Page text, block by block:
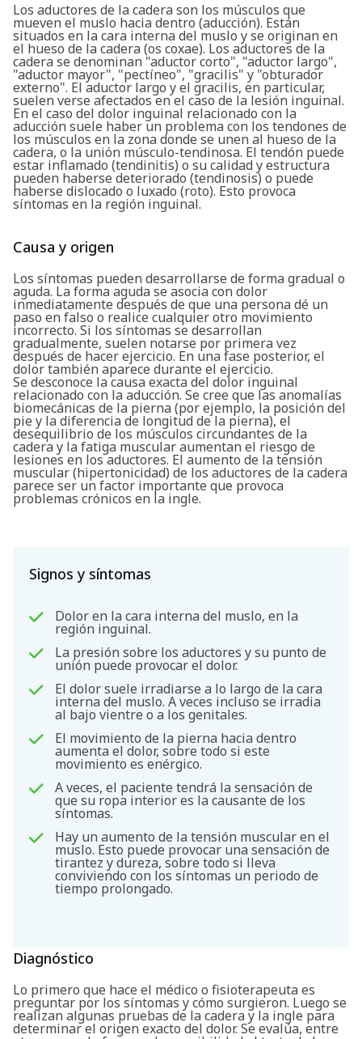
Los aductores de la cadera son los músculos que
mueven el muslo hacia dentro (aducción). Están
situados en la cara interna del muslo y se originan en
el hueso de la cadera (os coxae). Los aductores de la
cadera se denominan "aductor corto", "aductor largo",
"aductor mayor", "pectíneo", "gracilis" y "obturador
externo". El aductor largo y el gracilis, en particular,
suelen verse afectados en el caso de la lesión inguinal.
En el caso del dolor inguinal relacionado con la
aducción suele haber un problema con los tendones de
los músculos en la zona donde se unen al hueso de la
cadera, o la unión músculo-tendinosa. El tendón puede
estar inflamado (tendinitis) o su calidad y estructura
pueden haberse deteriorado (tendinosis) o puede
haberse dislocado o luxado (roto). Esto provoca
síntomas en la región inguinal.
Causa y origen
Los síntomas pueden desarrollarse de forma gradual o
aguda. La forma aguda se asocia con dolor
inmediatamente después de que una persona dé un
paso en falso o realice cualquier otro movimiento
incorrecto. Si los síntomas se desarrollan
gradualmente, suelen notarse por primera vez
después de hacer ejercicio. En una fase posterior, el
dolor también aparece durante el ejercicio.
Se desconoce la causa exacta del dolor inguinal
relacionado con la aducción. Se cree que las anomalías
biomecánicas de la pierna (por ejemplo, la posición del
pie y la diferencia de longitud de la pierna), el
desequilibrio de los músculos circundantes de la
cadera y la fatiga muscular aumentan el riesgo de
lesiones en los aductores. El aumento de la tensión
muscular (hipertonicidad) de los aductores de la cadera
parece ser un factor importante que provoca
problemas crónicos en la ingle.
Signos y síntomas
Dolor en la cara interna del muslo, en la
región inguinal.
La presión sobre los aductores y su punto de
unión puede provocar el dolor.
El dolor suele irradiarse a lo largo de la cara
interna del muslo. A veces incluso se irradia
al bajo vientre o a los genitales.
El movimiento de la pierna hacia dentro
aumenta el dolor, sobre todo si este
movimiento es enérgico.
A veces, el paciente tendrá la sensación de
que su ropa interior es la causante de los
síntomas.
Hay un aumento de la tensión muscular en el
muslo. Esto puede provocar una sensación de
tirantez y dureza, sobre todo si lleva
conviviendo con los síntomas un periodo de
tiempo prolongado.
Diagnóstico
Lo primero que hace el médico o fisioterapeuta es
preguntar por los síntomas y cómo surgieron. Luego se
realizan algunas pruebas de la cadera y la ingle para
determinar el origen exacto del dolor. Se evalúa, entre